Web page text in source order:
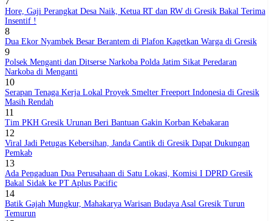
Hore, Gaji Perangkat Desa Naik, Ketua RT dan RW di Gresik Bakal Terima
Insentif !
8
Dua Ekor Nyambek Besar Berantem di Plafon Kagetkan Warga di Gresik
9
Polsek Menganti dan Ditserse Narkoba Polda Jatim Sikat Peredaran
Narkoba di Menganti
10
Serapan Tenaga Kerja Lokal Proyek Smelter Freeport Indonesia di Gresik
Masih Rendah
11
Tim PKH Gresik Urunan Beri Bantuan Gakin Korban Kebakaran
12
Viral Jadi Petugas Kebersihan, Janda Cantik di Gresik Dapat Dukungan
Pemkab
13
Ada Pengaduan Dua Perusahaan di Satu Lokasi, Komisi I DPRD Gresik
Bakal Sidak ke PT Aplus Pacific
14
Batik Gajah Mungkur, Mahakarya Warisan Budaya Asal Gresik Turun
Temurun